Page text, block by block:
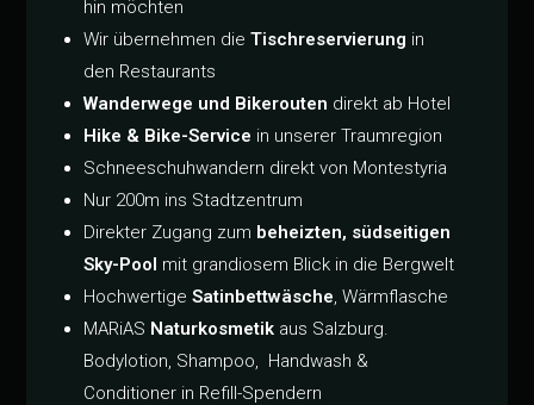
hin möchten
Wir übernehmen dieTischreservierung in
den Restaurants
Wanderwege und Bikerouten direkt ab Hotel
Hike & Bike-Service in unserer Traumregion
Schneeschuhwandern direkt von Montestyria
Nur 200m ins Stadtzentrum
Direkter Zugang zum beheizten, südseitigen
Sky-Pool mit grandiosem Blick in die Bergwelt
HochwertigeSatinbettwäsche, Wärmflasche
MARiAS Naturkosmetik aus Salzburg.
Bodylotion, Shampoo, Handwash &
Conditioner in Refill-Spendern